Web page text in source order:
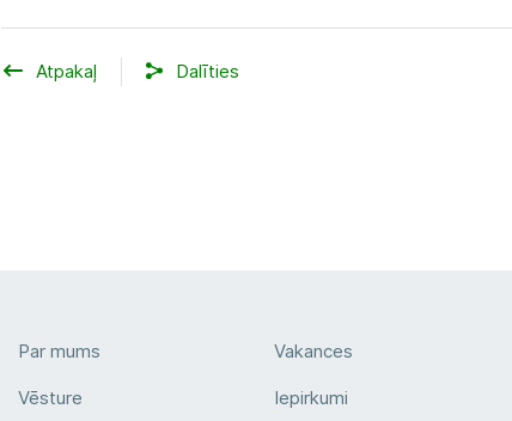
Atpakaļ Dalīties
Par mums
Vēsture
Vakances
Iepirkumi